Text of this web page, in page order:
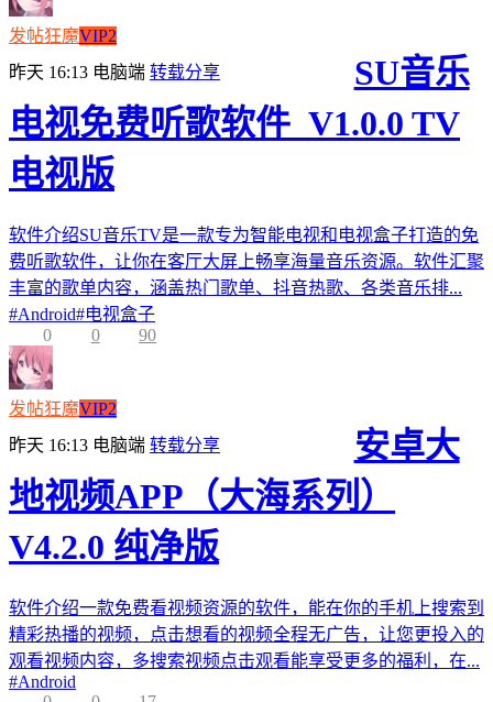
发帖狂魔VIP2
昨天 16:13 电脑端 转载分享
SU音乐
电视免费听歌软件_V1.0.0 TV
电视版
软件介绍SU音乐TV是一款专为智能电视和电视盒子打造的免
费听歌软件，让你在客厅大屏上畅享海量音乐资源。软件汇聚
丰富的歌单内容，涵盖热门歌单、抖音热歌、各类音乐排...
#Android#电视盒子
0
0 90
发帖狂魔VIP2
昨天 16:13 电脑端 转载分享
安卓大
地视频APP（大海系列）
V4.2.0 纯净版
软件介绍一款免费看视频资源的软件，能在你的手机上搜索到
精彩热播的视频，点击想看的视频全程无广告，让您更投入的
观看视频内容，多搜索视频点击观看能享受更多的福利，在...
#Android